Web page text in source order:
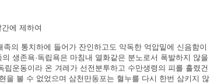
에 제하여
의 통치하에 들어가 잔인하고도 악독한 억압밑에 신음함이
생존욕·독립욕은 마침내 열화같은 분노로서 폭발하지 않을
운동이라 온 겨레가 선전분투하고 수만생령의 피를 흘렸건
을 볼 수 없었으며 삼천만동포는 혈누를 다시 한번 삼키지 않